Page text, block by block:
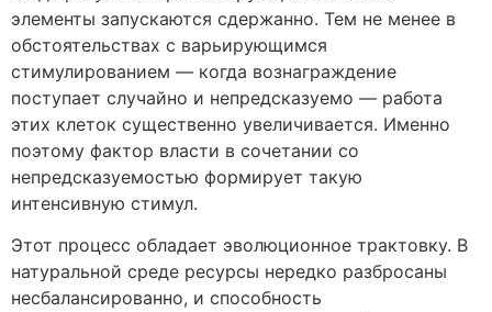
элементы запускаются сдержанно. Тем не менее в
обстоятельствах с варьирующимся
стимулированием — когда вознаграждение
поступает случайно и непредсказуемо — работа
этих клеток существенно увеличивается. Именно
поэтому фактор власти в сочетании со
непредсказуемостью формирует такую
интенсивную стимул.
Этот процесс обладает эволюционное трактовку. В
натуральной среде ресурсы нередко разбросаны
несбалансированно, и способность